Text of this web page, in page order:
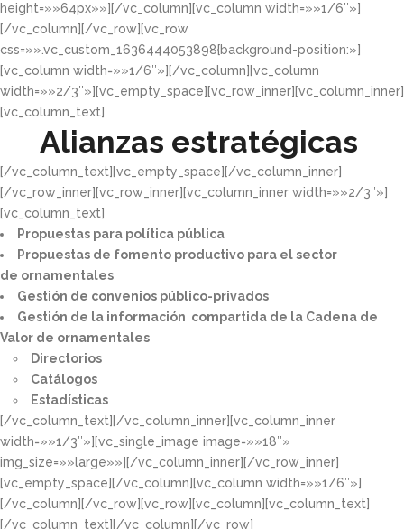
height=»»64px»»][/vc_column][vc_column width=»»1/6″»]
[/vc_column][/vc_row][vc_row
css=»».vc_custom_1636444053898{background-position:»]
[vc_column width=»»1/6″»][/vc_column][vc_column
width=»»2/3″»][vc_empty_space][vc_row_inner][vc_column_inner]
[vc_column_text]
Alianzas estratégicas
[/vc_column_text][vc_empty_space][/vc_column_inner]
[/vc_row_inner][vc_row_inner][vc_column_inner width=»»2/3″»]
[vc_column_text]
Propuestas para política pública​
Propuestas de fomento productivo para el sector
de ornamentales​
Gestión de convenios público-privados​
Gestión de la información compartida de la Cadena de
Valor de ornamentales​
Directorios​
Catálogos​
Estadísticas
[/vc_column_text][/vc_column_inner][vc_column_inner
width=»»1/3″»][vc_single_image image=»»18″»
img_size=»»large»»][/vc_column_inner][/vc_row_inner]
[vc_empty_space][/vc_column][vc_column width=»»1/6″»]
[/vc_column][/vc_row][vc_row][vc_column][vc_column_text]
[/vc_column_text][/vc_column][/vc_row]